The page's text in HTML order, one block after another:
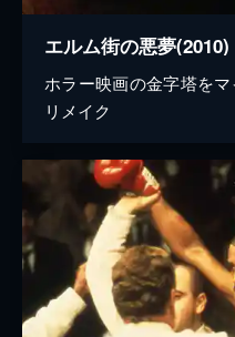
エルム街の悪夢(2010)
ホラー映画の金字塔を
リメイク